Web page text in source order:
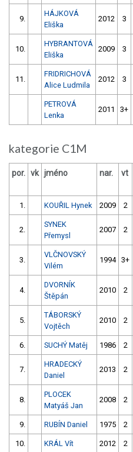
9.
HÁJKOVÁ
Eliška
2012 3
10.
HYBRANTOVÁ
Eliška
2009 3
11.
FRIDRICHOVÁ
Alice Ludmila
2012 3
PETROVÁ
Lenka
2011 3+
kategorie C1M
por. vk jméno nar. vt
1. KOUŘIL Hynek 2009 2
2.
SYNEK
Přemysl
2007 2
3.
VLČNOVSKÝ
Vilém
1994 3+
4.
DVORNÍK
Štěpán
2010 2
5.
TÁBORSKÝ
Vojtěch
2010 2
6. SUCHÝ Matěj 1986 2
7.
HRADECKÝ
Daniel
2013 2
8.
PLOCEK
Matyáš Jan
2008 2
9. RUBÍN Daniel 1975 2
10. KRÁL Vít 2012 2